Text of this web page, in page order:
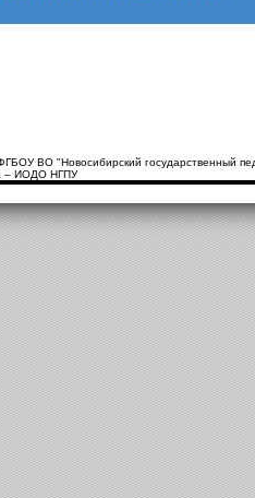
ВО "Новосибирский государственный
– ИОДО НГПУ